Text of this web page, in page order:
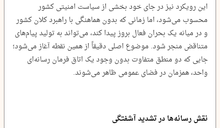
این رویکرد نیز در جای خود بخشی از سیاست امنیتی کشور
محسوب می‌شود، اما زمانی که بدون هماهنگی با راهبرد کلان کشور
و در میانه یک بحران فعال بروز پیدا کند، می‌تواند به تولید پیام‌های
متناقض منجر شود. موضوع اصلی دقیقاً از همین نقطه آغاز می‌شود؛
جایی که دو منطق متفاوت بدون وجود یک اتاق فرمان رسانه‌ای
واحد، همزمان در فضای عمومی ظاهر می‌شوند.
نقش رسانه‌ها در تشدید آشفتگی